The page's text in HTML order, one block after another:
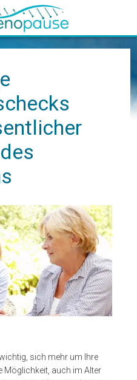
sich mehr um Ihre
Möglichkeit, auch im Alter